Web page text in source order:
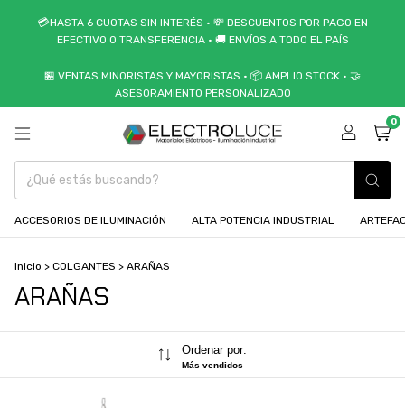
💳HASTA 6 CUOTAS SIN INTERÉS • 💸 DESCUENTOS POR PAGO EN
EFECTIVO O TRANSFERENCIA • 🚚 ENVÍOS A TODO EL PAÍS
🏪 VENTAS MINORISTAS Y MAYORISTAS • 📦 AMPLIO STOCK • 🤝
ASESORAMIENTO PERSONALIZADO
0
ACCESORIOS DE ILUMINACIÓN ALTA POTENCIA INDUSTRIAL
Inicio > COLGANTES > ARAÑAS
ARAÑAS
Ordenar por:
Más vendidos